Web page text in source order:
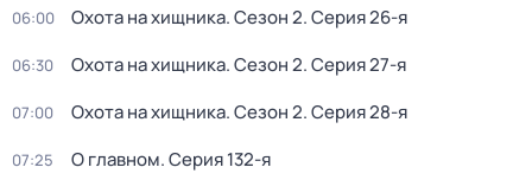
06:00 Охота на хищника. Сезон 2. Серия 26-я
06:30 Охота на хищника. Сезон 2. Серия 27-я
07:00 Охота на хищника. Сезон 2. Серия 28-я
07:25 О главном. Серия 132-я